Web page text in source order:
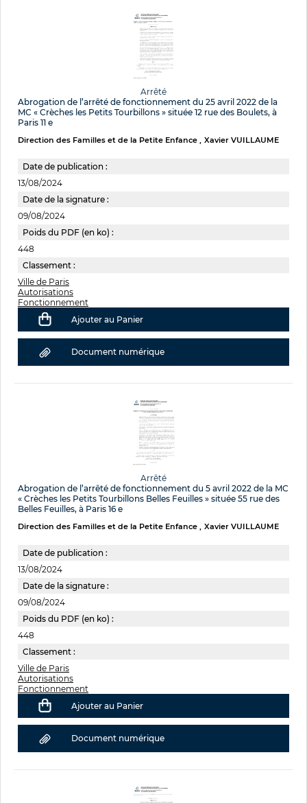
Arrêté
Abrogation de l’arrêté de fonctionnement du 25 avril 2022 de la
MC « Crèches les Petits Tourbillons » située 12 rue des Boulets, à
Paris 11 e
Direction des Familles et de la Petite Enfance Xavier VUILLAUME
Date de publication :
13/08/2024
Date de la signature :
09/08/2024
Poids du PDF (en ko) :
448
Classement :
Ville de Paris
Autorisations
Fonctionnement
Ajouter au Panier
Document numérique
Arrêté
Abrogation de l’arrêté de fonctionnement du 5 avril 2022 de la MC
« Crèches les Petits Tourbillons Belles Feuilles » située 55 rue des
Belles Feuilles, à Paris 16 e
Direction des Familles et de la Petite Enfance Xavier VUILLAUME
Date de publication :
13/08/2024
Date de la signature :
09/08/2024
Poids du PDF (en ko) :
448
Classement :
Ville de Paris
Autorisations
Fonctionnement
Ajouter au Panier
Document numérique